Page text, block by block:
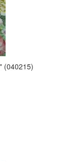
(040215)